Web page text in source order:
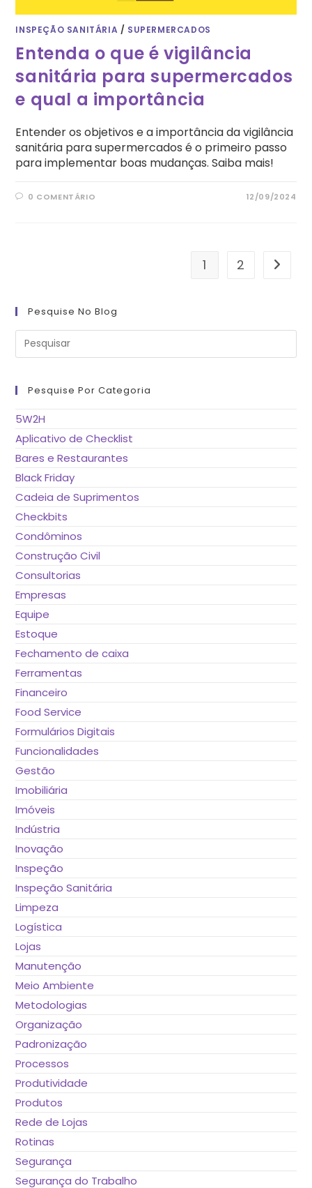
INSPEÇÃO SANITÁRIA / SUPERMERCADOS
Entenda o que é vigilância
sanitária para supermercados
e qual a importância
Entender os objetivos e a importância da vigilância
sanitária para supermercados é o primeiro passo
para implementar boas mudanças. Saiba mais!
0 COMENTÁRIO 12/09/2024
1 2 Ir para
Pesquise No Blog
Pesquise Por Categoria
5W2H
Aplicativo de Checklist
Bares e Restaurantes
Black Friday
Cadeia de Suprimentos
Checkbits
Condôminos
Construção Civil
Consultorias
Empresas
Equipe
Estoque
Fechamento de caixa
Ferramentas
Financeiro
Food Service
Formulários Digitais
Funcionalidades
Gestão
Imobiliária
Imóveis
Indústria
Inovação
Inspeção
Inspeção Sanitária
Limpeza
Logística
Lojas
Manutenção
Meio Ambiente
Metodologias
Organização
Padronização
Processos
Produtividade
Produtos
Rede de Lojas
Rotinas
Segurança
Segurança do Trabalho